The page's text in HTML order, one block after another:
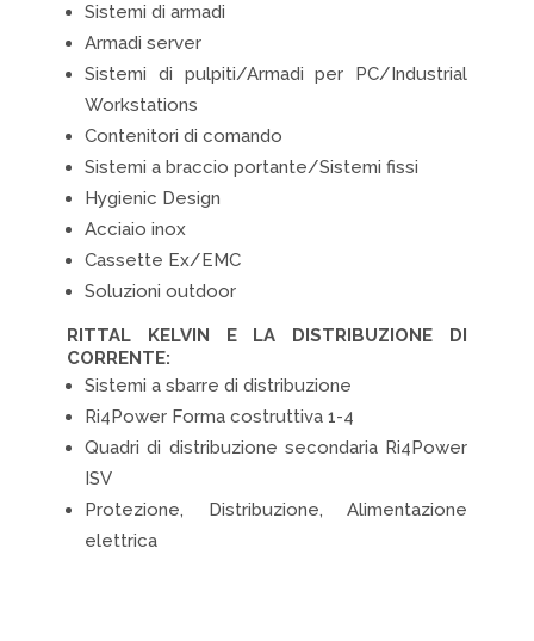
Sistemi di armadi
Armadi server
Sistemi di pulpiti/Armadi per PC/Industrial
Workstations
Contenitori di comando
Sistemi a braccio portante/Sistemi fissi
Hygienic Design
Acciaio inox
Cassette Ex/EMC
Soluzioni outdoor
RITTAL KELVIN E LA DISTRIBUZIONE DI
CORRENTE:
Sistemi a sbarre di distribuzione
Ri4Power Forma costruttiva 1-4
Quadri di distribuzione secondaria Ri4Power
ISV
Protezione, Distribuzione, Alimentazione
elettrica